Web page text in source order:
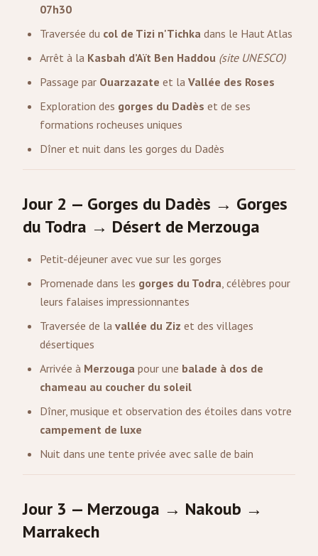
07h30
Traversée du col de Tizi n'Tichka dans le Haut Atlas
Arrêt à la Kasbah d’Aït Ben Haddou (site UNESCO)
Passage par Ouarzazate et la Vallée des Roses
Exploration des gorges du Dadès et de ses
formations rocheuses uniques
Dîner et nuit dans les gorges du Dadès
Jour 2 — Gorges du Dadès → Gorges
du Todra → Désert de Merzouga
Petit-déjeuner avec vue sur les gorges
Promenade dans les gorges du Todra, célèbres pour
leurs falaises impressionnantes
Traversée de la vallée du Ziz et des villages
désertiques
Arrivée à Merzouga pour une balade à dos de
chameau au coucher du soleil
Dîner, musique et observation des étoiles dans votre
campement de luxe
Nuit dans une tente privée avec salle de bain
Jour 3 — Merzouga → Nakoub →
Marrakech